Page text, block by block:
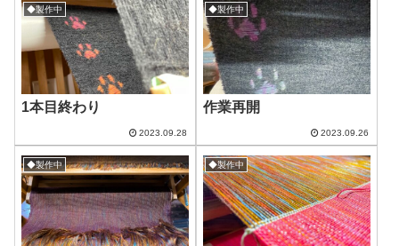
◆製作中
1本目終わり
2023.09.28
◆製作中
作業再開
2023.09.26
◆製作中 ◆製作中